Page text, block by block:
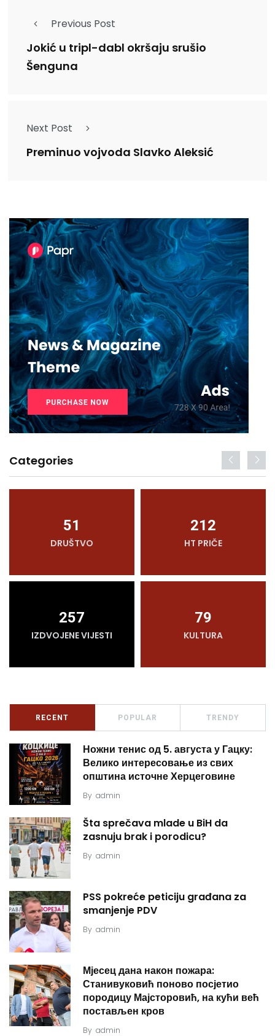
Previous Post
Jokić u tripl-dabl okršaju srušio
Šenguna
Next Post
Preminuo vojvoda Slavko Aleksić
Categories
51
DRUŠTVO
212
HT PRIČE
257
IZDVOJENE VIJESTI
79
KULTURA
RECENT POPULAR TRENDY
Ножни тенис од 5. августа у Гацку:
Велико интересовање из свих
општина источне Херцеговине
By admin
Šta sprečava mlade u BiH da
zasnuju brak i porodicu?
By admin
PSS pokreće peticiju građana za
smanjenje PDV
By admin
Мјесец дана након пожара:
Станивуковић поново посјетио
породицу Мајсторовић, на кући већ
постављен кров
By admin